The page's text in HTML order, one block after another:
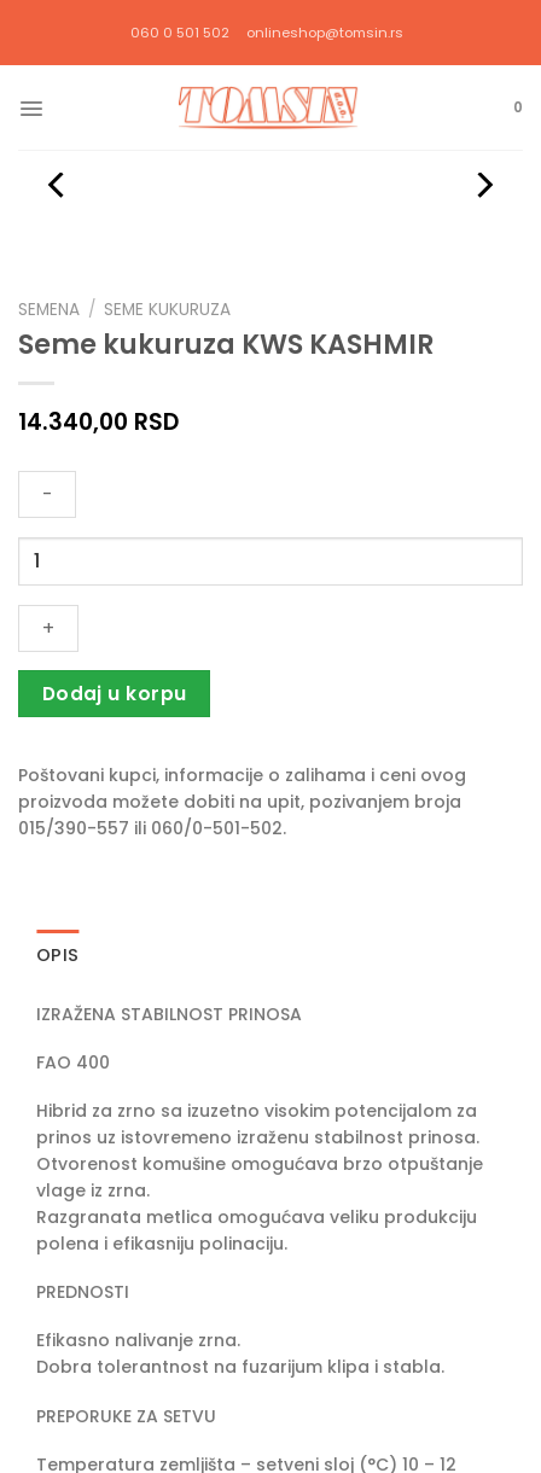
садржај
060 0 501 502 onlineshop@tomsin.rs
0
SEMENA / SEME KUKURUZA
Seme kukuruza KWS KASHMIR
14.340,00 RSD
Seme
KWS
KASHMIR
količina
Dodaj u korpu
Poštovani kupci, informacije o zalihama i ceni ovog
proizvoda možete dobiti na upit, pozivanjem broja
015/390-557 ili 060/0-501-502.
OPIS
IZRAŽENA STABILNOST PRINOSA
FAO 400
Hibrid za zrno sa izuzetno visokim potencijalom za
prinos uz istovremeno izraženu stabilnost prinosa.
Otvorenost komušine omogućava brzo otpuštanje
vlage iz zrna.
Razgranata metlica omogućava veliku produkciju
polena i efikasniju polinaciju.
PREDNOSTI
Efikasno nalivanje zrna.
Dobra tolerantnost na fuzarijum klipa i stabla.
PREPORUKE ZA SETVU
Temperatura zemljišta – setveni sloj (°C) 10 – 12